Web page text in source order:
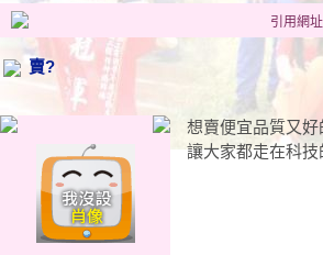
引用網
賣?
想賣便宜品質又好
讓大家都走在科技